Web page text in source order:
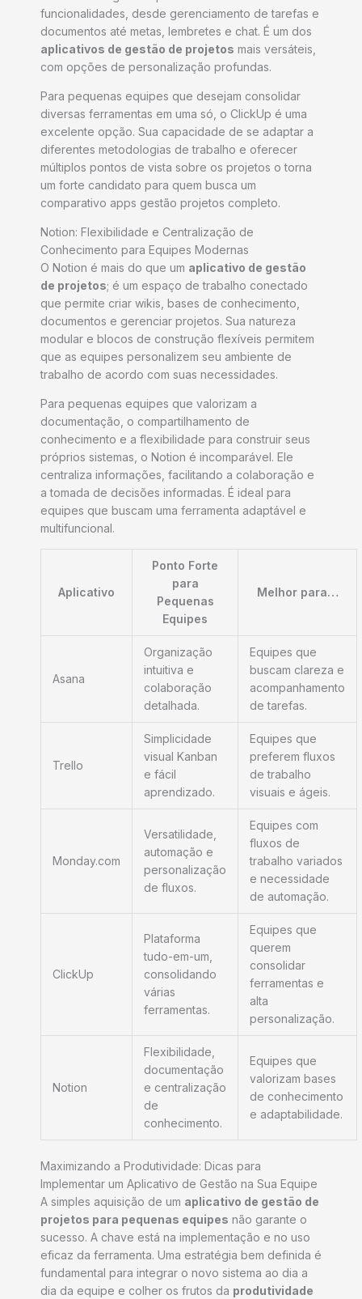
funcionalidades, desde gerenciamento de tarefas e
documentos até metas, lembretes e chat. É um dos
aplicativos de gestão de projetos mais versáteis,
com opções de personalização profundas.
Para pequenas equipes que desejam consolidar
diversas ferramentas em uma só, o ClickUp é uma
excelente opção. Sua capacidade de se adaptar a
diferentes metodologias de trabalho e oferecer
múltiplos pontos de vista sobre os projetos o torna
um forte candidato para quem busca um
comparativo apps gestão projetos completo.
Notion: Flexibilidade e Centralização de
Conhecimento para Equipes Modernas
O Notion é mais do que um aplicativo de gestão
de projetos; é um espaço de trabalho conectado
que permite criar wikis, bases de conhecimento,
documentos e gerenciar projetos. Sua natureza
modular e blocos de construção flexíveis permitem
que as equipes personalizem seu ambiente de
trabalho de acordo com suas necessidades.
Para pequenas equipes que valorizam a
documentação, o compartilhamento de
conhecimento e a flexibilidade para construir seus
próprios sistemas, o Notion é incomparável. Ele
centraliza informações, facilitando a colaboração e
a tomada de decisões informadas. É ideal para
equipes que buscam uma ferramenta adaptável e
multifuncional.
Aplicativo
Ponto Forte
para
Pequenas
Equipes
Melhor para…
Asana
Organização
intuitiva e
colaboração
detalhada.
Equipes que
buscam clareza e
acompanhamento
de tarefas.
Trello
Simplicidade
visual Kanban
e fácil
aprendizado.
Equipes que
preferem fluxos
de trabalho
visuais e ágeis.
Monday.com
Versatilidade,
automação e
personalização
de fluxos.
Equipes com
fluxos de
trabalho variados
e necessidade
de automação.
ClickUp
Plataforma
tudo-em-um,
consolidando
várias
ferramentas.
Equipes que
querem
consolidar
ferramentas e
alta
personalização.
Notion
Flexibilidade,
documentação
e centralização
de
conhecimento.
Equipes que
valorizam bases
de conhecimento
e adaptabilidade.
Maximizando a Produtividade: Dicas para
Implementar um Aplicativo de Gestão na Sua Equipe
A simples aquisição de um aplicativo de gestão de
projetos para pequenas equipes não garante o
sucesso. A chave está na implementação e no uso
eficaz da ferramenta. Uma estratégia bem definida é
fundamental para integrar o novo sistema ao dia a
dia da equipe e colher os frutos da produtividade